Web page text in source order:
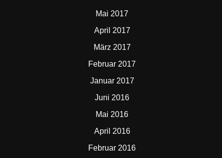
Mai 2017
April 2017
März 2017
Februar 2017
Januar 2017
Juni 2016
Mai 2016
April 2016
Februar 2016